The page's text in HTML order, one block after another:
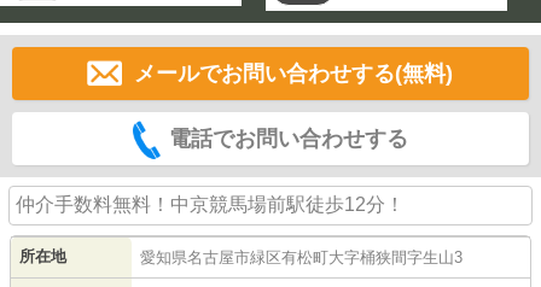
メールでお問い合わせする(無料)
電話でお問い合わせする
仲介手数料無料！中京競馬場前駅徒歩12分！
所在地 愛知県名古屋市緑区有松町大字桶狭間字生山3